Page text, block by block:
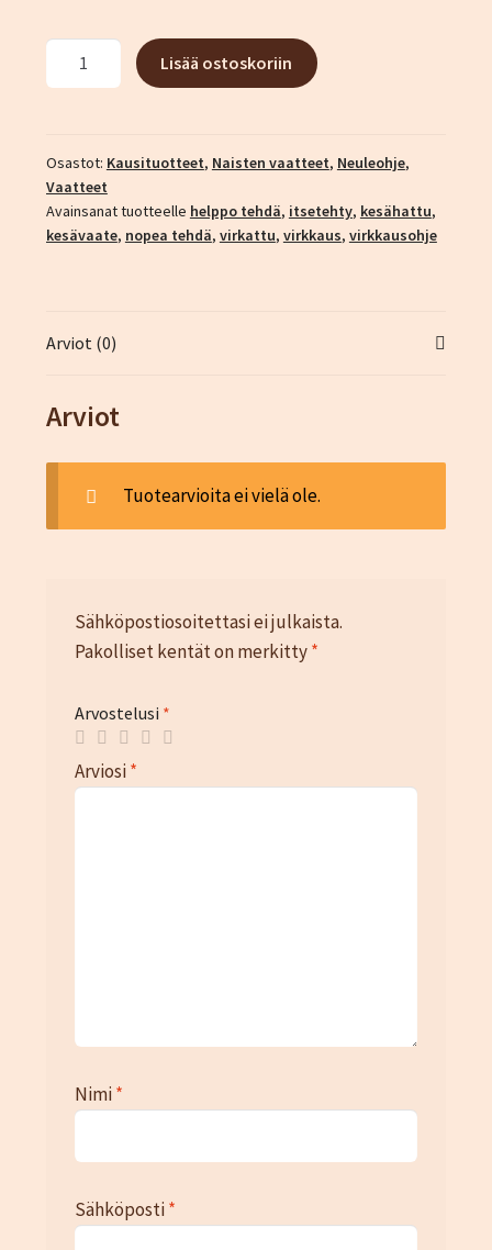
lierihattu
Lisää ostoskoriin
Osastot: Kausituotteet, Naisten vaatteet, Neuleohje,
Vaatteet
Avainsanat tuotteelle helppo tehdä, itsetehty, kesähattu,
kesävaate, nopea tehdä, virkattu, virkkaus, virkkausohje
Arviot (0)
Arviot
Tuotearvioita ei vielä ole.
Sähköpostiosoitettasi ei julkaista.
Pakolliset kentät on merkitty*
Arvostelusi *
Arviosi*
Nimi*
Sähköposti*